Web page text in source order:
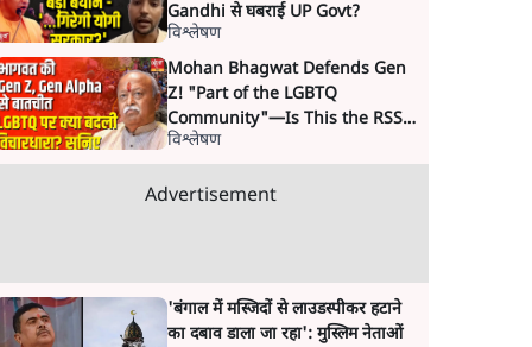
Gandhi से घबराई UP Govt?
विश्लेषण
Mohan Bhagwat Defends Gen
Z! "Part of the LGBTQ
Community"—Is This the RSS's
New Move?
विश्लेषण
Advertisement
'बंगाल में मस्जिदों से लाउडस्पीकर हटाने
का दबाव डाला जा रहा': मुस्लिम नेताओं